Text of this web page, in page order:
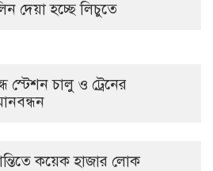
দেয়া হচ্ছে লিচুতে
স্টেশন চালু ও ট্রেনের
কয়েক হাজার লোক